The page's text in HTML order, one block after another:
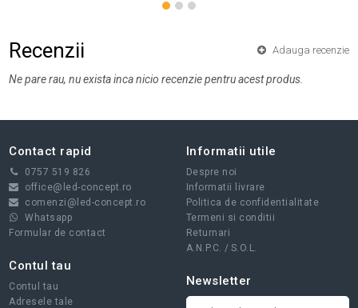
Recenzii Adauga recenzie
Ne pare rau, nu exista inca nicio recenzie pentru acest produs.
Contact rapid
0757 519 826
office@led-concept.ro
comenzi@led-concept.ro
Whatsapp
Formular de contact
Informatii utile
Despre noi
Informatii livrare
Politica de confidentialitate
Termeni si conditii
Returnari
A.N.P.C. / S.O.L.
Contul tau
Contul tau
Adresele tale
Newsletter